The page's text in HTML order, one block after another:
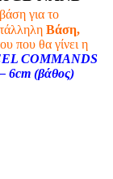
για το
Βάση,
που θα γίνει η
COMMANDS
6cm (βάθος)